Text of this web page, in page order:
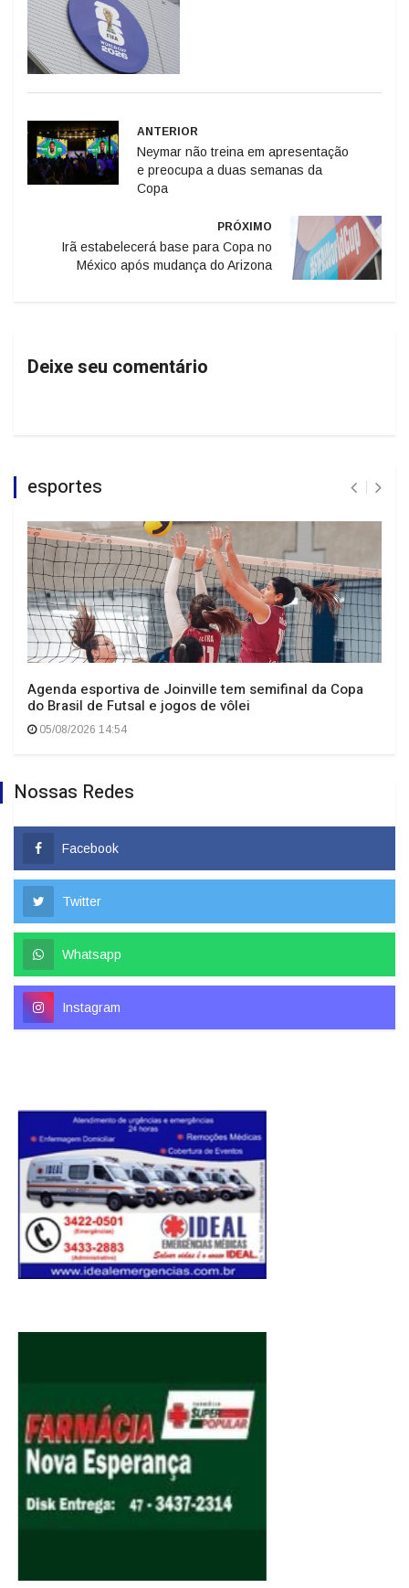
ANTERIOR
Neymar não treina em apresentação
e preocupa a duas semanas da
Copa
PRÓXIMO
Irã estabelecerá base para Copa no
México após mudança do Arizona
Deixe seu comentário
esportes
Agenda esportiva de Joinville tem semifinal da Copa
do Brasil de Futsal e jogos de vôlei
05/08/2026 14:54
Nossas Redes
Facebook
Twitter
Whatsapp
Instagram